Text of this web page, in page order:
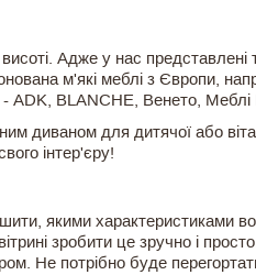
Адже у нас
м'які меблі з Європи,
- ADK, BLANCHE, Венето, Меблі
диваном для дитячої або
інтер'єру!
якими характеристиками
зробити це зручно і
Не потрібно буде